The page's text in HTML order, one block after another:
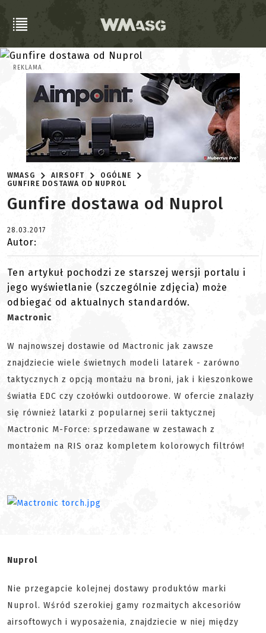
REKLAMA
WMASG AIRSOFT
OGÓLNE
GUNFIRE DOSTAWA OD NUPROL
Gunfire dostawa od Nuprol
28.03.2017
Autor:
Ten artykuł pochodzi ze starszej wersji portalu i
jego wyświetlanie (szczególnie zdjęcia) może
odbiegać od aktualnych standardów.
Mactronic
W najnowszej dostawie od Mactronic jak zawsze
znajdziecie wiele świetnych modeli latarek - zarówno
taktycznych z opcją montażu na broni, jak i kieszonkowe
światła EDC czy czołówki outdoorowe. W ofercie znalazły
się również latarki z popularnej serii taktycznej
Mactronic M-Force: sprzedawane w zestawach z
montażem na RIS oraz kompletem kolorowych filtrów!
Nuprol
Nie przegapcie kolejnej dostawy produktów marki
Nuprol. Wśród szerokiej gamy rozmaitych akcesoriów
airsoftowych i wyposażenia, znajdziecie w niej między